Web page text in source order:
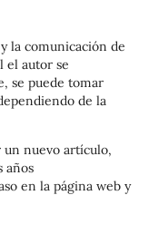
la comunicación de
el autor se
se puede tomar
de la
nuevo artículo,
años
en la página web y